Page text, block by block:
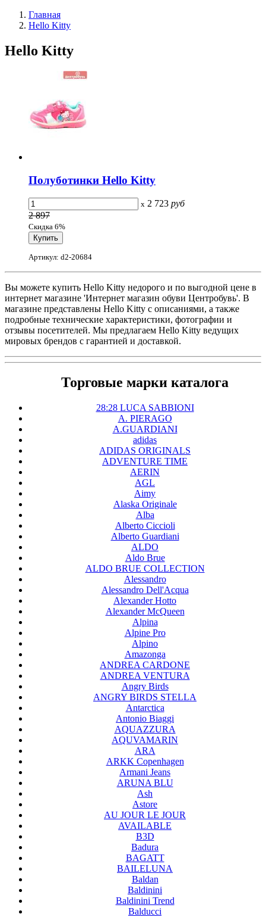
Главная
Hello Kitty
Hello Kitty
Полуботинки Hello Kitty
x 2 723 руб
2 897
Скидка 6%
Артикул: d2-20684
Вы можете купить Hello Kitty недорого и по выгодной цене в
интернет магазине 'Интернет магазин обуви Центробувь'. В
магазине представлены Hello Kitty с описаниями, а также
подробные технические характеристики, фотографии и
отзывы посетителей. Мы предлагаем Hello Kitty ведущих
мировых брендов с гарантией и доставкой.
Торговые марки каталога
28:28 LUCA SABBIONI
A. PIERAGO
A.GUARDIANI
adidas
ADIDAS ORIGINALS
ADVENTURE TIME
AERIN
AGL
Aimy
Alaska Originale
Alba
Alberto Ciccioli
Alberto Guardiani
ALDO
Aldo Brue
ALDO BRUE COLLECTION
Alessandro
Alessandro Dell'Acqua
Alexander Hotto
Alexander McQueen
Alpina
Alpine Pro
Alpino
Amazonga
ANDREA CARDONE
ANDREA VENTURA
Angry Birds
ANGRY BIRDS STELLA
Antarctica
Antonio Biaggi
AQUAZZURA
AQUVAMARIN
ARA
ARKK Copenhagen
Armani Jeans
ARUNA BLU
Ash
Astore
AU JOUR LE JOUR
AVAILABLE
B3D
Badura
BAGATT
BAILELUNA
Baldan
Baldinini
Baldinini Trend
Balducci